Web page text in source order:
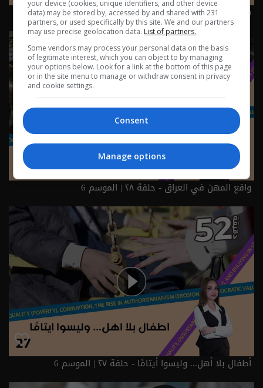
سوق الجمعة...سوق شعبي تقليدي! - حلقة ٢٩ | الموسم 6
واقع المهن في العراق - حلقة ٢٨ | الموسم 6
أطفال بلا أهل... وليسوا أيتامًا - حلقة ٢٧ | الموسم 6
your device (cookies, unique identifiers, and other device
data) may be stored by, accessed by and shared with 231
partners, or used specifically by this site. We and our partners
may use precise geolocation data. List of partners.
Some vendors may process your personal data on the basis
of legitimate interest, which you can object to by managing
your options below. Look for a link at the bottom of this page
or in the site menu to manage or withdraw consent in privacy
and cookie settings.
Consent
Manage options